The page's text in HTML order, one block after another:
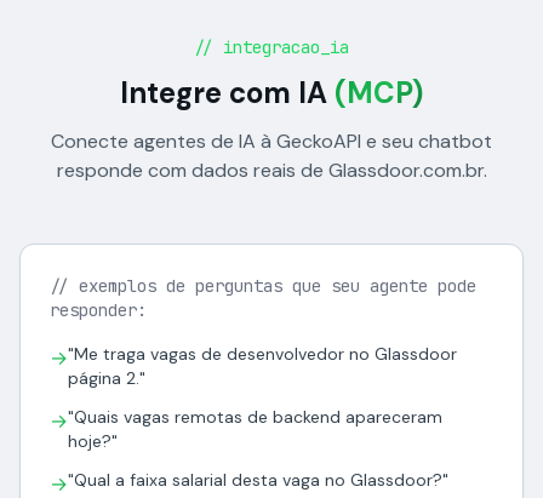
// integracao_ia
Integre com IA (MCP)
Conecte agentes de IA à GeckoAPI e seu chatbot
responde com dados reais de Glassdoor.com.br.
// exemplos de perguntas que seu agente pode
responder:
→"Me traga vagas de desenvolvedor no Glassdoor
página 2."
→"Quais vagas remotas de backend apareceram
hoje?"
→"Qual a faixa salarial desta vaga no Glassdoor?"